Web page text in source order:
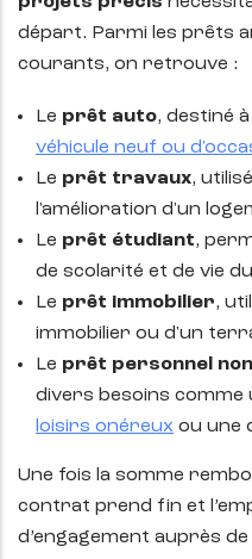
départ. Parmi les prêts
courants, on retrouve :
Le prêt auto, destiné
véhicule neuf ou
Le prêt travaux,
l'amélioration d'un
Le prêt étudiant,
de scolarité et de vie
Le prêt immobilier,
immobilier ou d'un
Le prêt personnel
divers besoins comme
loisirs onéreux ou une
Une fois la somme
contrat prend fin et
d’engagement auprès